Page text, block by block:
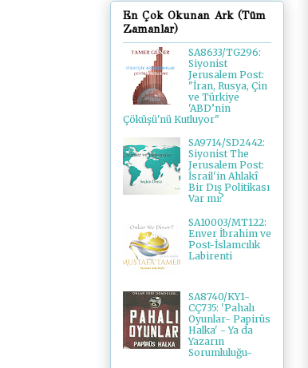
En Çok Okunan Ark (Tüm
Zamanlar)
SA8633/TG296:
Siyonist
Jerusalem Post:
"İran, Rusya, Çin
ve Türkiye
'ABD’nin
Çöküşü'nü Kutluyor"
SA9714/SD2442:
Siyonist The
Jerusalem Post:
İsrail'in Ahlakî
Bir Dış Politikası
Var mı?
SA10003/MT122:
Enver İbrahim ve
Post-İslamcılık
Labirenti
SA8740/KY1-
CÇ735: 'Pahalı
Oyunlar- Papirüs
Halka' - Ya da
Yazarın
Sorumluluğu-